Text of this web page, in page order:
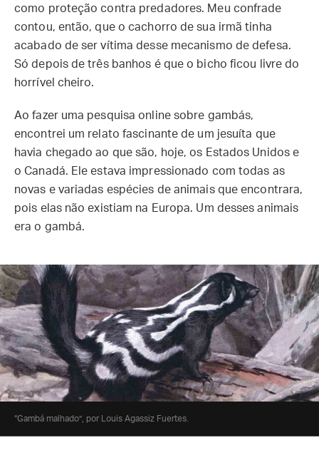
como proteção contra predadores. Meu confrade
contou, então, que o cachorro de sua irmã tinha
acabado de ser vítima desse mecanismo de defesa.
Só depois de três banhos é que o bicho ficou livre do
horrível cheiro.
Ao fazer uma pesquisa online sobre gambás,
encontrei um relato fascinante de um jesuíta que
havia chegado ao que são, hoje, os Estados Unidos e
o Canadá. Ele estava impressionado com todas as
novas e variadas espécies de animais que encontrara,
pois elas não existiam na Europa. Um desses animais
era o gambá.
“Gambá malhado”, por Louis Agassiz Fuertes.